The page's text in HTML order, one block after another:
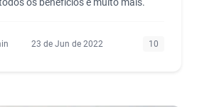
23 de Jun de 2022 10